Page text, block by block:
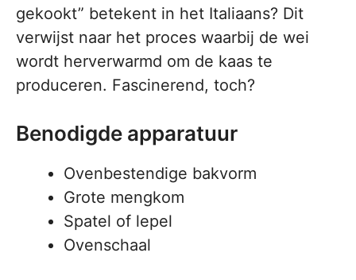
gekookt” betekent in het Italiaans? Dit
verwijst naar het proces waarbij de wei
wordt herverwarmd om de kaas te
produceren. Fascinerend, toch?
Benodigde apparatuur
Ovenbestendige bakvorm
Grote mengkom
Spatel of lepel
Ovenschaal